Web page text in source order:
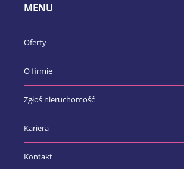
MENU
Oferty
O firmie
Zgłoś nieruchomość
Kariera
Kontakt